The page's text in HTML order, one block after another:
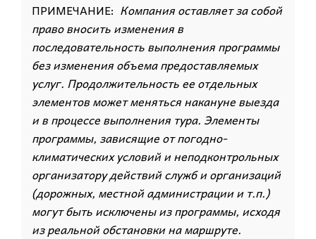
ПРИМЕЧАНИЕ: Компания оставляет за собой
право вносить изменения в
последовательность выполнения программы
без изменения объема предоставляемых
услуг. Продолжительность ее отдельных
элементов может меняться накануне выезда
и в процессе выполнения тура. Элементы
программы, зависящие от погодно-
климатических условий и неподконтрольных
организатору действий служб и организаций
(дорожных, местной администрации и т.п.)
могут быть исключены из программы, исходя
из реальной обстановки на маршруте.